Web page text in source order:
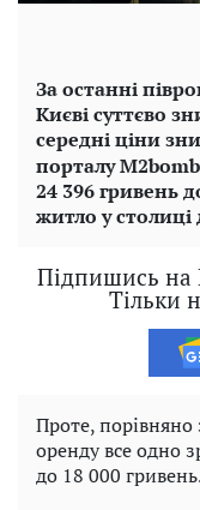
За останні
Києві суттєво
середні ціни
порталу
24 396 гривень
житло у
Підпишись на
Тільки
Проте,
оренду все одно
до 18 000